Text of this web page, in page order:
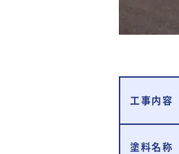
工事内容
塗料名称